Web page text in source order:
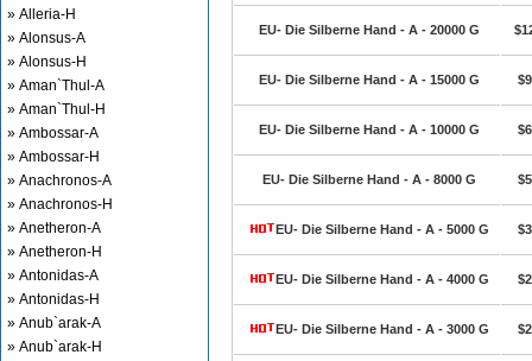
» Alleria-H
» Alonsus-A
» Alonsus-H
» Aman`Thul-A
» Aman`Thul-H
» Ambossar-A
» Ambossar-H
» Anachronos-A
» Anachronos-H
» Anetheron-A
» Anetheron-H
» Antonidas-A
» Antonidas-H
» Anub`arak-A
» Anub`arak-H
EU- Die Silberne Hand - A - 20000 G
EU- Die Silberne Hand - A - 15000 G
EU- Die Silberne Hand - A - 10000 G
EU- Die Silberne Hand - A - 8000 G
EU- Die Silberne Hand - A - 5000 G
EU- Die Silberne Hand - A - 4000 G
EU- Die Silberne Hand - A - 3000 G